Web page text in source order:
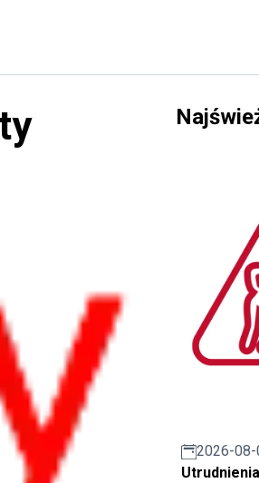
2026-08-